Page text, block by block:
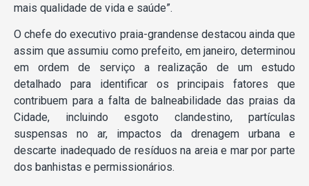
mais qualidade de vida e saúde”.
O chefe do executivo praia-grandense destacou ainda que
assim que assumiu como prefeito, em janeiro, determinou
em ordem de serviço a realização de um estudo
detalhado para identificar os principais fatores que
contribuem para a falta de balneabilidade das praias da
Cidade, incluindo esgoto clandestino, partículas
suspensas no ar, impactos da drenagem urbana e
descarte inadequado de resíduos na areia e mar por parte
dos banhistas e permissionários.